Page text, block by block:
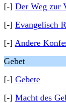
[-] Der Weg zur
[-] Evangelisch
[-] Andere
Gebet
[-] Gebete
[-] Macht des